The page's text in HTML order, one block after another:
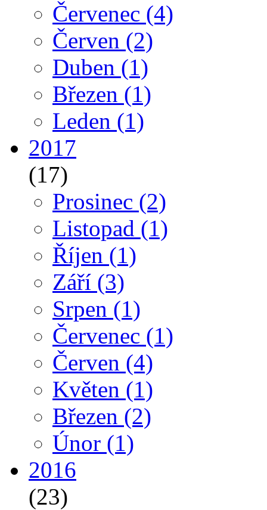
Červenec (4)
Červen (2)
Duben (1)
Březen (1)
Leden (1)
2017
(17)
Prosinec (2)
Listopad (1)
Říjen (1)
Září (3)
Srpen (1)
Červenec (1)
Červen (4)
Květen (1)
Březen (2)
Únor (1)
2016
(23)